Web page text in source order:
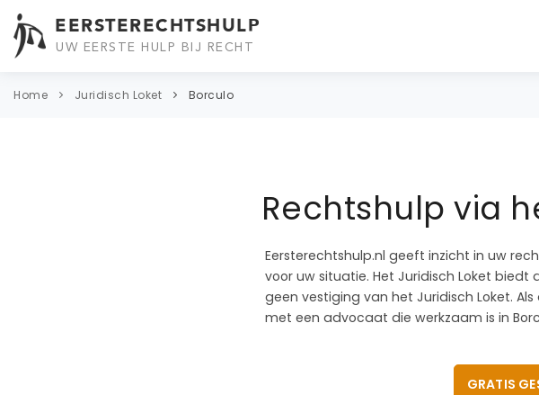
EERSTERECHTSHULP
UW EERSTE HULP BIJ RECHT
Home Juridisch Loket Borculo
Rechtshulp via
Eersterechtshulp.nl geeft inzicht in uw
voor uw situatie. Het Juridisch Loket biedt
geen vestiging van het Juridisch Loket.
met een advocaat die werkzaam is in
GRATIS